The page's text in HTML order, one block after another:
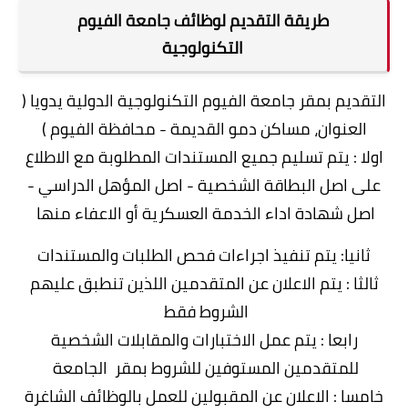
طريقة التقديم لوظائف جامعة الفيوم
التكنولوجية
التقديم بمقر جامعة الفيوم التكنولوجية الدولية يدويا (
العنوان، مساكن دمو القديمة - محافظة الفيوم )
اولا : يتم تسليم جميع المستندات المطلوبة مع الاطلاع
على اصل البطاقة الشخصية - اصل المؤهل الدراسي -
اصل شهادة اداء الخدمة العسكرية أو الاعفاء منها
ثانيا: يتم تنفيذ اجراءات فحص الطلبات والمستندات
ثالثا : يتم الاعلان عن المتقدمين اللذين تنطبق عليهم
الشروط فقط
رابعا : يتم عمل الاختبارات والمقابلات الشخصية
للمتقدمين المستوفين للشروط بمقر الجامعة
خامسا : الاعلان عن المقبولين للعمل بالوظائف الشاغرة